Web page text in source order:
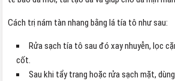
Cách trị nám tàn nhang bằng lá tía tô như sau:
Rửa sạch tía tô sau đó xay nhuyễn, lọc
cốt.
Sau khi tẩy trang hoặc rửa sạch mặt,